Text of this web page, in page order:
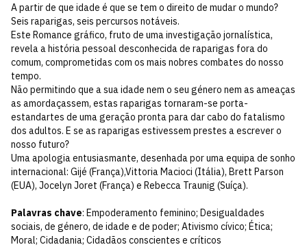
A partir de que idade é que se tem o direito de mudar o mundo?
Seis raparigas, seis percursos notáveis.
Este Romance gráfico, fruto de uma investigação jornalística,
revela a história pessoal desconhecida de raparigas fora do
comum, comprometidas com os mais nobres combates do nosso
tempo.
Não permitindo que a sua idade nem o seu género nem as ameaças
as amordaçassem, estas raparigas tornaram-se porta-
estandartes de uma geração pronta para dar cabo do fatalismo
dos adultos. E se as raparigas estivessem prestes a escrever o
nosso futuro?
Uma apologia entusiasmante, desenhada por uma equipa de sonho
internacional: Gijé (França),Vittoria Macioci (Itália), Brett Parson
(EUA), Jocelyn Joret (França) e Rebecca Traunig (Suíça).
Palavras chave: Empoderamento feminino; Desigualdades
sociais, de género, de idade e de poder; Ativismo cívico; Ética;
Moral; Cidadania; Cidadãos conscientes e críticos